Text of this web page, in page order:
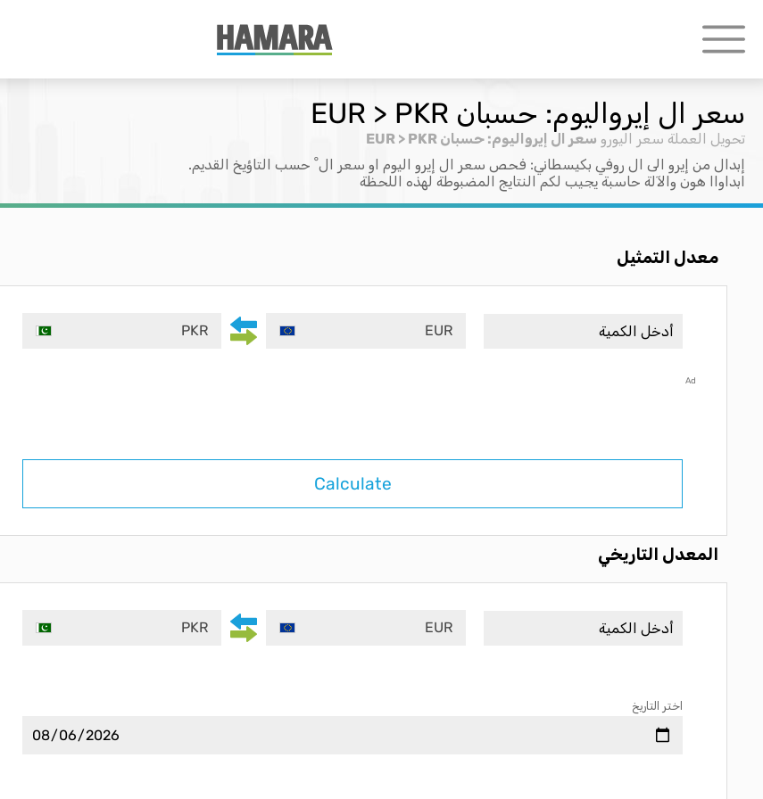
سعر ال إيرواليوم: حسبان EUR > PKR
تحويل العملة سعر اليورو سعر ال إيرواليوم: حسبان EUR > PKR
إبدال من إيرو الى ال روفي بكيسطاني: فحص سعر ال إيرو اليوم او سعر ال ْ حسب التاؤيخ القديم.
ابداواا هون والآلة حاسبة يجيب لكم النتايج المضبوطة لهذه اللحظة
معدل التمثيل
EUR
PKR
Ad
Calculate
المعدل التاريخي
EUR
PKR
اختر التاريخ